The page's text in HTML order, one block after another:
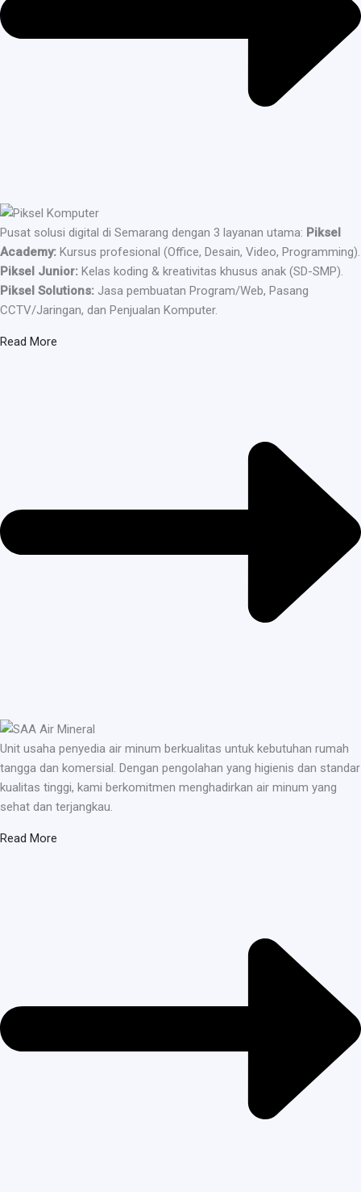
Pusat solusi digital di Semarang dengan 3 layanan utama: Piksel
Academy: Kursus profesional (Office, Desain, Video, Programming).
Piksel Junior: Kelas koding & kreativitas khusus anak (SD-SMP).
Piksel Solutions: Jasa pembuatan Program/Web, Pasang
CCTV/Jaringan, dan Penjualan Komputer.
Read More
Unit usaha penyedia air minum berkualitas untuk kebutuhan rumah
tangga dan komersial. Dengan pengolahan yang higienis dan standar
kualitas tinggi, kami berkomitmen menghadirkan air minum yang
sehat dan terjangkau.
Read More